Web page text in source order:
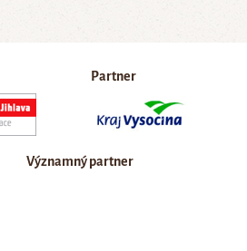
Partner
Významný partner